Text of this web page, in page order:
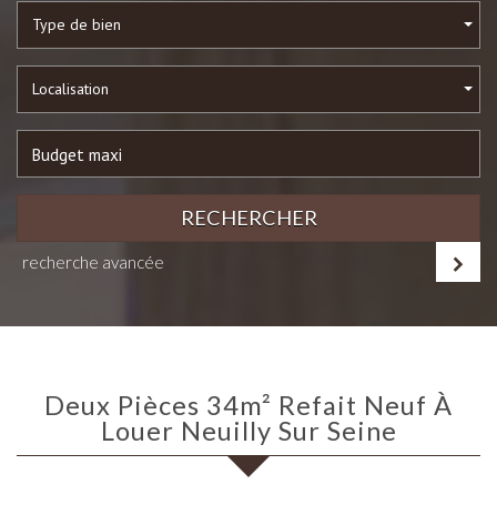
Type de bien
Localisation
RECHERCHER
recherche avancée
Deux Pièces 34m² Refait Neuf À
Louer Neuilly Sur Seine